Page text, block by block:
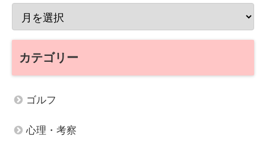
カテゴリー
ゴルフ
心理・考察